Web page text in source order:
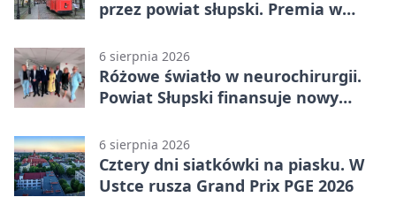
przez powiat słupski. Premia w
6 sierpnia 2026
Różowe światło w neurochirurgii.
Powiat Słupski finansuje nowy
6 sierpnia 2026
Cztery dni siatkówki na piasku. W
Ustce rusza Grand Prix PGE 2026